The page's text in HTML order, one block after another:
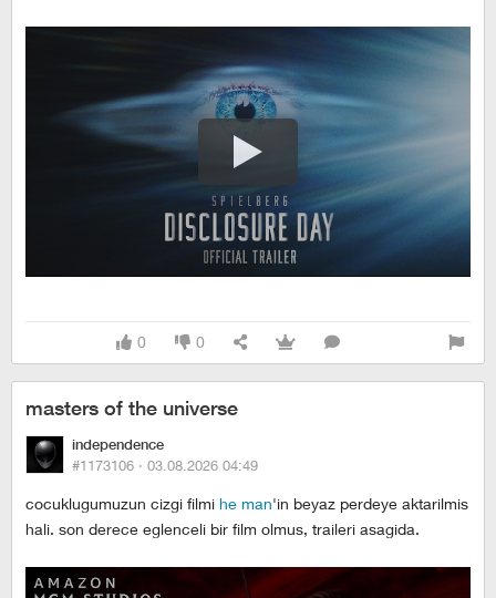
0 0
masters of the universe
independence
#1173106 · 03.08.2026 04:49
cocuklugumuzun cizgi filmi he man'in beyaz perdeye aktarilmis
hali. son derece eglenceli bir film olmus, traileri asagida.